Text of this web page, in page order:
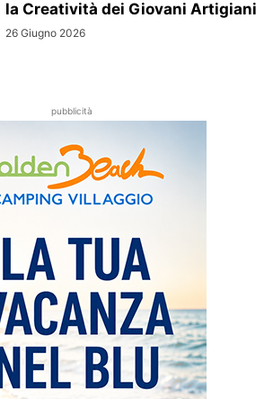
la Creatività dei Giovani Artigiani
26 Giugno 2026
pubblicità